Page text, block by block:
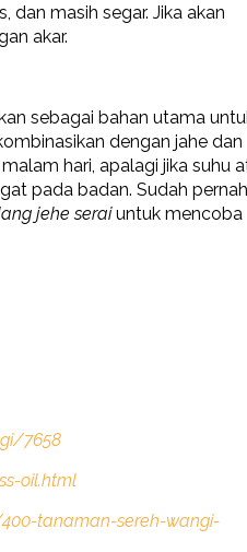
masih segar. Jika akan
akar.
sebagai bahan utama
dengan jahe dan
hari, apalagi jika suhu
pada badan. Sudah pernah
jehe seraiuntuk mencoba
7658
oil.html
tanaman-sereh-wangi-